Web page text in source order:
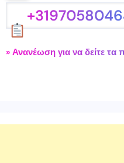
» Ανανέωση για να δείτε